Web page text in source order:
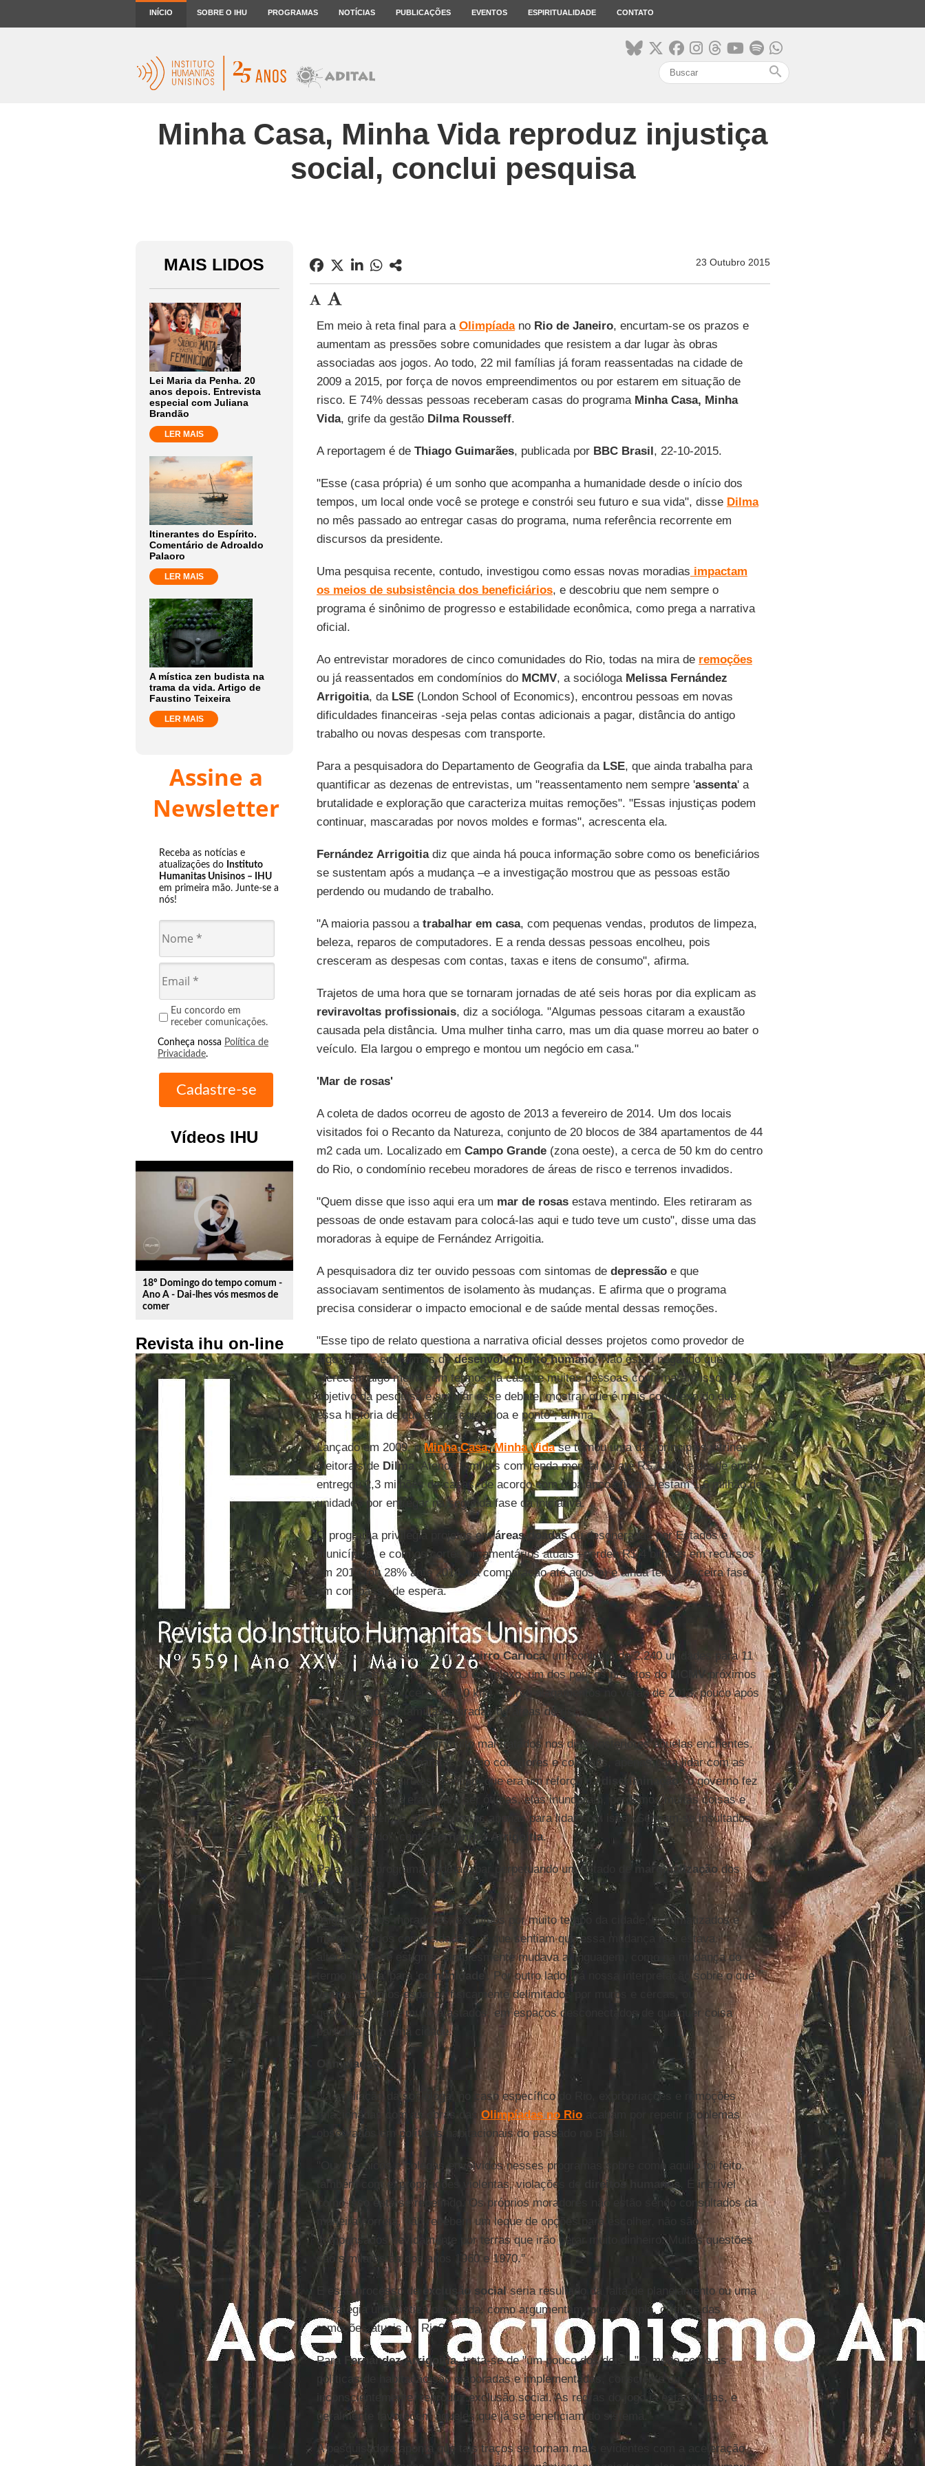
INÍCIO SOBRE O IHU PROGRAMAS NOTÍCIAS PUBLICAÇÕES EVENTOS ESPIRITUALIDADE CONTATO
search
Minha Casa, Minha Vida reproduz injustiça
social, conclui pesquisa
MAIS LIDOS
Lei Maria da Penha. 20
anos depois. Entrevista
especial com Juliana
Brandão
LER MAIS
Itinerantes do Espírito.
Comentário de Adroaldo
Palaoro
LER MAIS
A mística zen budista na
trama da vida. Artigo de
Faustino Teixeira
LER MAIS
Assine a
Newsletter
Receba as notícias e
atualizações do Instituto
Humanitas Unisinos – IHU
em primeira mão. Junte-se a
nós!
Eu concordo em
receber comunicações.
Conheça nossa Política de
Privacidade.
Vídeos IHU
play_circle_outline
18º Domingo do tempo comum -
Ano A - Dai-lhes vós mesmos de
comer
Revista ihu on-line
23 Outubro 2015
Em meio à reta final para a Olimpíadano Rio de Janeiro, encurtam-se os prazos e
aumentam as pressões sobre comunidades que resistem a dar lugar às obras
associadas aos jogos. Ao todo, 22 mil famílias já foram reassentadas na cidade de
2009 a 2015, por força de novos empreendimentos ou por estarem em situação de
risco. E 74% dessas pessoas receberam casas do programa Minha Casa, Minha
Vida, grife da gestão Dilma Rousseff.
A reportagem é de Thiago Guimarães, publicada por BBC Brasil, 22-10-2015.
"Esse (casa própria) é um sonho que acompanha a humanidade desde o início dos
tempos, um local onde você se protege e constrói seu futuro e sua vida", disse Dilma
no mês passado ao entregar casas do programa, numa referência recorrente em
discursos da presidente.
Uma pesquisa recente, contudo, investigou como essas novas moradias impactam
os meios de subsistência dos beneficiários, e descobriu que nem sempre o
programa é sinônimo de progresso e estabilidade econômica, como prega a narrativa
oficial.
Ao entrevistar moradores de cinco comunidades do Rio, todas na mira de remoções
ou já reassentados em condomínios do MCMV, a socióloga Melissa Fernández
Arrigoitia, da LSE(London School of Economics), encontrou pessoas em novas
dificuldades financeiras -seja pelas contas adicionais a pagar, distância do antigo
trabalho ou novas despesas com transporte.
Para a pesquisadora do Departamento de Geografia da LSE, que ainda trabalha para
quantificar as dezenas de entrevistas, um "reassentamento nem sempre 'assenta' a
brutalidade e exploração que caracteriza muitas remoções". "Essas injustiças podem
continuar, mascaradas por novos moldes e formas", acrescenta ela.
Fernández Arrigoitiadiz que ainda há pouca informação sobre como os beneficiários
se sustentam após a mudança –e a investigação mostrou que as pessoas estão
perdendo ou mudando de trabalho.
"A maioria passou a trabalhar em casa, com pequenas vendas, produtos de limpeza,
beleza, reparos de computadores. E a renda dessas pessoas encolheu, pois
cresceram as despesas com contas, taxas e itens de consumo", afirma.
Trajetos de uma hora que se tornaram jornadas de até seis horas por dia explicam as
reviravoltas profissionais, diz a socióloga. "Algumas pessoas citaram a exaustão
causada pela distância. Uma mulher tinha carro, mas um dia quase morreu ao bater o
veículo. Ela largou o emprego e montou um negócio em casa."
'Mar de rosas'
A coleta de dados ocorreu de agosto de 2013 a fevereiro de 2014. Um dos locais
visitados foi o Recanto da Natureza, conjunto de 20 blocos de 384 apartamentos de 44
m2 cada um. Localizado em Campo Grande(zona oeste), a cerca de 50 km do centro
do Rio, o condomínio recebeu moradores de áreas de risco e terrenos invadidos.
"Quem disse que isso aqui era um mar de rosasestava mentindo. Eles retiraram as
pessoas de onde estavam para colocá-las aqui e tudo teve um custo", disse uma das
moradoras à equipe de Fernández Arrigoitia.
A pesquisadora diz ter ouvido pessoas com sintomas de depressãoe que
associavam sentimentos de isolamento às mudanças. E afirma que o programa
precisa considerar o impacto emocional e de saúde mental dessas remoções.
"Esse tipo de relato questiona a narrativa oficial desses projetos como provedor de
algo melhor em termos dedesenvolvimento humano. Não estou negando que
oferecem algo melhor em termos da casa, e muitas pessoas confirmaram isso. O
objetivo da pesquisa é ampliar esse debate, mostrar que é mais complexo do que
essa história de que é uma coisa boa e ponto", afirma.
Lançado em 2009, oMinha Casa, Minha Vidase tornou uma das principais vitrines
eleitorais de Dilma. Atende famílias com renda mensal de até R$ 1.600 e desde então
entregou 2,3 milhões de casas, de acordo com o balanço oficial –restam 1,6 milhão de
unidades por entregar na segunda fase da iniciativa.
O programa privilegia projetos emáreas doadasou desoneradas por Estados e
municípios, e com os cortes orçamentários atuais –perdeu R$ 4 bilhões em recursos
em 2015 (ou 28% ante 2014, na comparação até agosto) e ainda tem a terceira fase
em compasso de espera.
Alagados
Outro foco da pesquisa foi oBairro Carioca, um conjunto de 2.240 unidades para 11
mil pessoas na zona norte. O complexo, um dos poucos projetos doMCMVpróximos
ao centro do Rio (cerca de 10 km), sofreu alagamentos no verão de 2013, pouco após
ser ocupado por famílias retiradas de áreas de risco.
"Eles disseram se sentir muito mal tratados nos dias posteriores àquelas enchentes.
Receberam coisas baratas, como cobertores e colchões, apenas para lidar com as
consequências diretas. Sentiam que era um reforço da
discriminação: 'o governo fez
essas casas que eram para ser ótimas, elas inundaram, perdemos muitas coisas e
agora recebemos coisas baratas apenas para lidar com isso'. Sentiam-se insultados
nesse sentido", conta
Fernández Arrigoitia.
Para ela, o programa pode acabar perpetuando um estado de marginalizaçãodos
beneficiários.
"Algo veio dos moradores, excluídos por muito tempo da cidade, estigmatizados e
marginalizados como cidadãos, e que sentiam que essa mudança não estava
alterando esse estigma, simplesmente mudava a linguagem, como na mudança do
favela ' para ' comunidade
'. Por outro lado, há nossa interpretação sobre o que
vemos. E vimos espaços fisicamente delimitados por muros e cercas, ou
geograficamente muito afastados, em espaços desconectados de qualquer coisa
parecida com uma cidade."
Olimpíadas
Na avaliação da socióloga, no caso específico do Rio, expropriações e remoções
relacionadas com as obras das Olimpíadas no Rioacabam por repetir problemas
observados em políticas habitacionais do passado no Brasil.
"Ouvi técnicos e colegas envolvidos nesses programas sobre como aquilo foi feito,
também com expropriações violentas, violações de
direitos humanos . É incrível
como isso está se repetindo. Os próprios moradores não estão sendo consultados da
maneira correta, não recebem um leque de opções para escolher, não são
compensados devidamente por terras que irão gerar muito dinheiro. Muitas questões
são similares às dos anos 1960 e 1970."
E esse processo de exclusão socialseria resultado da falta de planejamento ou uma
estratégia urbanística planejada, como argumentam, por exemplo, críticos das
remoções atuais no Rio?
Para Fernández Arrigoitia, trata-se de "um pouco dos dois". "O modo como as
políticas de habitação são elaboradas e implementadas, consciente ou
inconscientemente, reproduz exclusão social. As regras do jogo já estão dadas, e
geralmente favorecem aqueles que já se beneficiam do sistema."
A pesquisadora aponta que tais traços se tornam mais evidentes com a aceleração